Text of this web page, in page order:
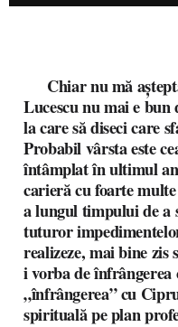
Chiar nu mă
Lucescu nu mai e bun
la care să diseci care
Probabil vârsta este
întâmplat în ultimul
carieră cu foarte
a lungul timpului de a
tuturor
realizeze, mai bine zis
i vorba de înfrângerea
„înfrângerea” cu
spirituală pe plan